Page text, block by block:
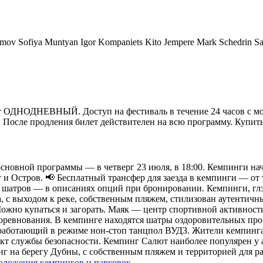
Sofiya Muntyan Igor Kompaniets Kito Jempere Mark Schedrin
ОДНОДНЕВНЫЙ. Доступ на фестиваль в течение 24 часов с
продления билет действителен на всю программу.
программы — в четверг 23 июля, в 18:00. Кемпинги
Остров. 📢 Бесплатный трансфер для заезда в кемпинги —
шатров — в описаниях опций при бронировании. Кемпинги,
с выходом к реке, собственным пляжем, стилизован
купаться и загорать. Маяк — центр спортивной
В кемпинге находятся шатры оздоровительных
в режиме нон-стоп танцпол ВУДЗ. Жители
службы безопасности. Кемпинг Салют наиболее популярен
берегу Дубны, с собственным пляжем и территорией для